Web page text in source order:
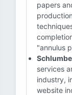
papers
"annulus
services
industry,
website